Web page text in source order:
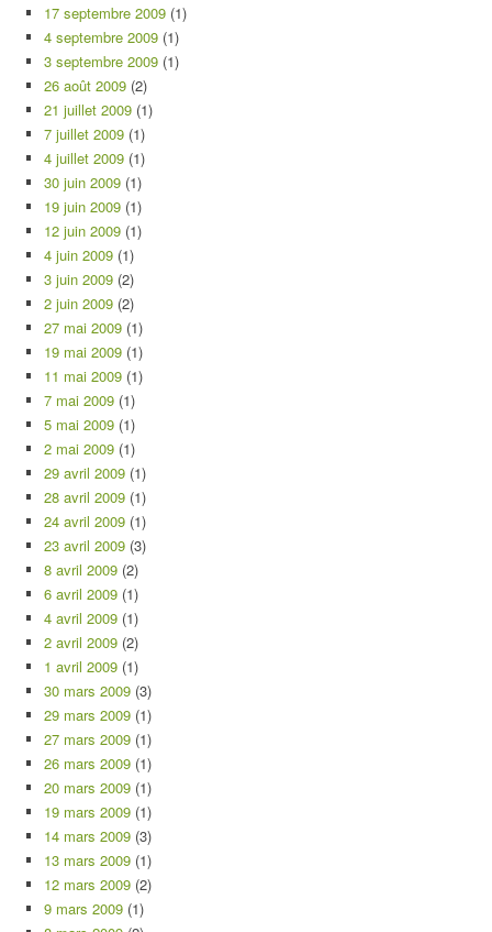
17 septembre 2009 (1)
4 septembre 2009 (1)
3 septembre 2009 (1)
26 août 2009 (2)
21 juillet 2009 (1)
7 juillet 2009 (1)
4 juillet 2009 (1)
30 juin 2009 (1)
19 juin 2009 (1)
12 juin 2009 (1)
4 juin 2009 (1)
3 juin 2009 (2)
2 juin 2009 (2)
27 mai 2009 (1)
19 mai 2009 (1)
11 mai 2009 (1)
7 mai 2009 (1)
5 mai 2009 (1)
2 mai 2009 (1)
29 avril 2009 (1)
28 avril 2009 (1)
24 avril 2009 (1)
23 avril 2009 (3)
8 avril 2009 (2)
6 avril 2009 (1)
4 avril 2009 (1)
2 avril 2009 (2)
1 avril 2009 (1)
30 mars 2009 (3)
29 mars 2009 (1)
27 mars 2009 (1)
26 mars 2009 (1)
20 mars 2009 (1)
19 mars 2009 (1)
14 mars 2009 (3)
13 mars 2009 (1)
12 mars 2009 (2)
9 mars 2009 (1)